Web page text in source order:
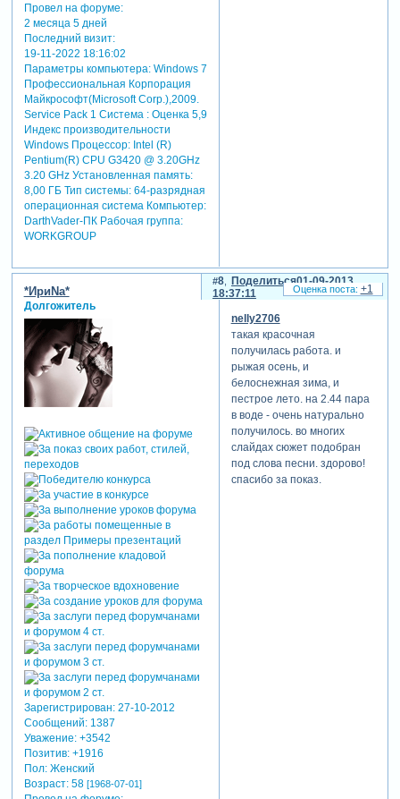
Провел на форуме:
2 месяца 5 дней
Последний визит:
19-11-2022 18:16:02
Параметры компьютера:Windows 7
Профессиональная Корпорация
Майкрософт(Microsoft Corp.),2009.
Service Pack 1 Система : Оценка 5,9
Индекс производительности
Windows Процессор: Intel (R)
Pentium(R) CPU G3420 @ 3.20GHz
3.20 GHz Установленная память:
8,00 ГБ Тип системы: 64-разрядная
операционная система Компьютер:
DarthVader-ПК Рабочая группа:
WORKGROUP
Поделиться
8
01-09-2013
18:37:11
*ИриNа*
Долгожитель
Зарегистрирован: 27-10-2012
Сообщений:1387
Уважение: +3542
Позитив: +1916
Пол:Женский
Возраст:58 [1968-07-01]
nelly2706
такая красочная
получилась работа. и
рыжая осень, и
белоснежная зима, и
пестрое лето. на 2.44 пара
в воде - очень натурально
получилось. во многих
слайдах сюжет подобран
под слова песни. здорово!
спасибо за показ.
+1